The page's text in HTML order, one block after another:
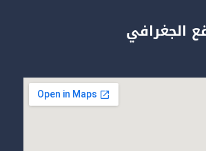
الجغرافي